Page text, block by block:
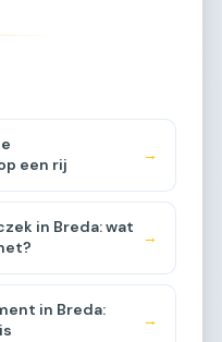
een rij
→
in Breda: wat
→
in Breda:
→